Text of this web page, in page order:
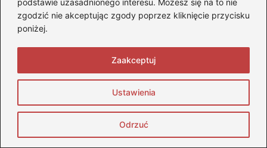
zgodzić nie akceptując zgody poprzez kliknięcie przycisku
poniżej.
Ustawienia
Odrzuć
Zaakceptuj
aż po przepisy, bezpieczeństwo i realne koszty posiadania
Gdzie znaleźć taxi co number: Praktyczny
przewodnik po usługach przewozowych
Chevrolet Camaro: Jakie silniki oferują najlepsze
osiągi?